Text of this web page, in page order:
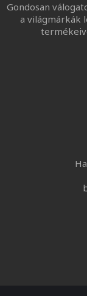
Gondosan
a világmárkák